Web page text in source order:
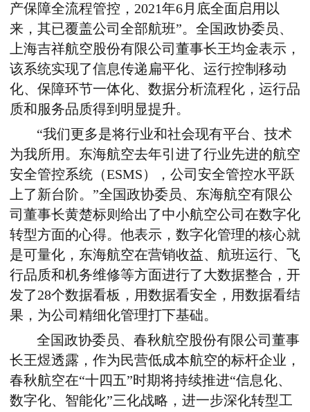
产保障全流程管控，2021年6月底全面启用以
来，其已覆盖公司全部航班”。全国政协委员、
上海吉祥航空股份有限公司董事长王均金表示，
该系统实现了信息传递扁平化、运行控制移动
化、保障环节一体化、数据分析流程化，运行品
质和服务品质得到明显提升。
“我们更多是将行业和社会现有平台、技术
为我所用。东海航空去年引进了行业先进的航空
安全管控系统（ESMS），公司安全管控水平跃
上了新台阶。”全国政协委员、东海航空有限公
司董事长黄楚标则给出了中小航空公司在数字化
转型方面的心得。他表示，数字化管理的核心就
是可量化，东海航空在营销收益、航班运行、飞
行品质和机务维修等方面进行了大数据整合，开
发了28个数据看板，用数据看安全，用数据看结
果，为公司精细化管理打下基础。
全国政协委员、春秋航空股份有限公司董事
长王煜透露，作为民营低成本航空的标杆企业，
春秋航空在“十四五”时期将持续推进“信息化、
数字化、智能化”三化战略，进一步深化转型工